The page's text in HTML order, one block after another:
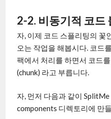
2-2. 비동기적 코드
자, 이제 코드 스플리팅의 꽃
오는 작업을 해봅시다. 코드
팩에서 처리를 하면서 코드
(chunk) 라고 부릅니다.
자, 먼저 다음과 같이
components 디렉토리에 만